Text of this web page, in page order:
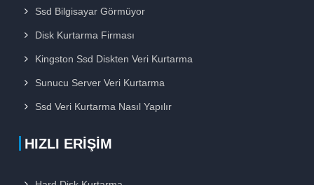
Ssd Bilgisayar Görmüyor
Disk Kurtarma Firması
Kingston Ssd Diskten Veri Kurtarma
Sunucu Server Veri Kurtarma
Ssd Veri Kurtarma Nasıl Yapılır
HIZLI ERIŞIM